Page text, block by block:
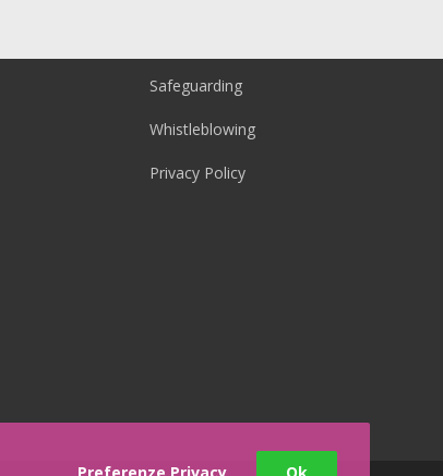
Safeguarding
Whistleblowing
Privacy Policy